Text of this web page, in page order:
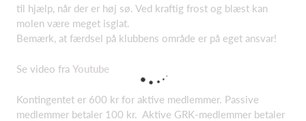
til hjælp, når der er høj sø. Ved kraftig frost og blæst kan
molen være meget isglat.
Bemærk, at færdsel på klubbens område er på eget ansvar!
Se video fra Youtube
Kontingentet er 600 kr for aktive medlemmer. Passive
medlemmer betaler 100 kr. Aktive GRK-medlemmer betaler